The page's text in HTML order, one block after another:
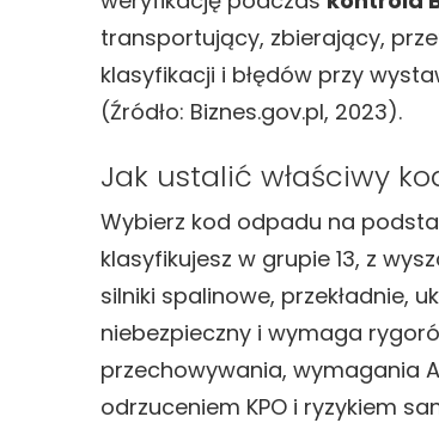
transportujący, zbierający,
klasyfikacji i błędów przy
(Źródło: Biznes.gov.pl, 2023).
Jak ustalić właściwy
Wybierz kod odpadu na
klasyfikujesz w grupie 13, z
silniki spalinowe, przekładnie,
niebezpieczny i wymaga
przechowywania, wymagania
odrzuceniem KPO i ryzykiem